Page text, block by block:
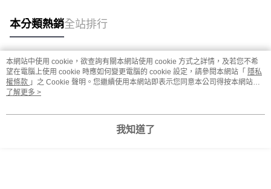
本分類熱銷全站排行
熱門標籤
本網站中使用 cookie，欲查詢有關本網站使用 cookie 方式之詳情，及若您不希
望在電腦上使用 cookie 時應如何變更電腦的 cookie 設定，請參閱本網站「 隱私
權條款 」之 Cookie 聲明。您繼續使用本網站即表示您同意本公司得按本網站使
用條款之 Cookie 聲明使用 cookie。
了解更多 >
我知道了